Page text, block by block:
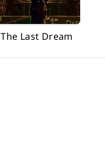
The Last Dream